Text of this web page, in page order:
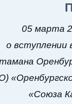
05 марта
о вступлении
«Союза